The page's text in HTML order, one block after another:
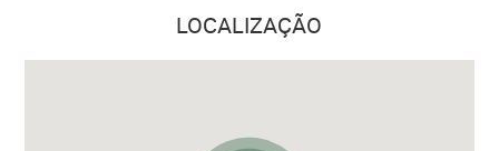
LOCALIZAÇÃO